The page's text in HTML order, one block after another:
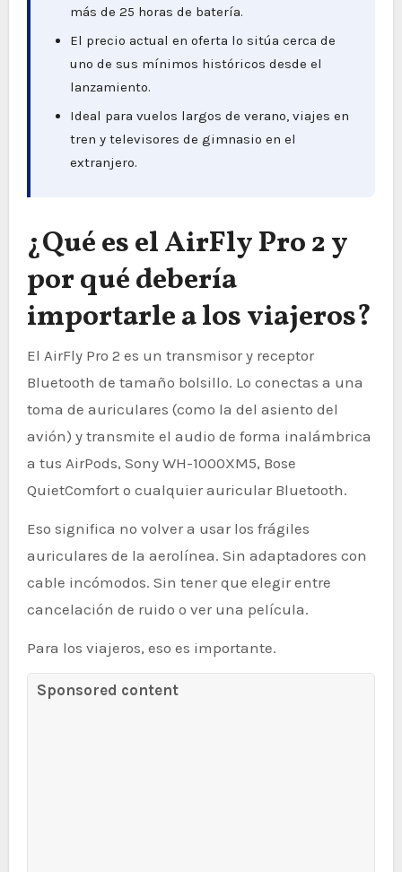
más de 25 horas de batería.
El precio actual en oferta lo sitúa cerca de
uno de sus mínimos históricos desde el
lanzamiento.
Ideal para vuelos largos de verano, viajes en
tren y televisores de gimnasio en el
extranjero.
¿Qué es el AirFly Pro 2 y
por qué debería
importarle a los viajeros?
El AirFly Pro 2 es un transmisor y receptor
Bluetooth de tamaño bolsillo. Lo conectas a una
toma de auriculares (como la del asiento del
avión) y transmite el audio de forma inalámbrica
a tus AirPods, Sony WH-1000XM5, Bose
QuietComfort o cualquier auricular Bluetooth.
Eso significa no volver a usar los frágiles
auriculares de la aerolínea. Sin adaptadores con
cable incómodos. Sin tener que elegir entre
cancelación de ruido o ver una película.
Para los viajeros, eso es importante.
Sponsored content